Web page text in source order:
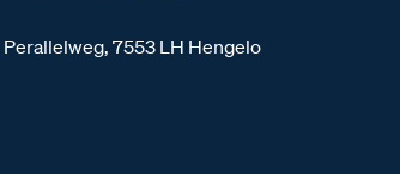
Perallelweg, 7553 LH Hengelo